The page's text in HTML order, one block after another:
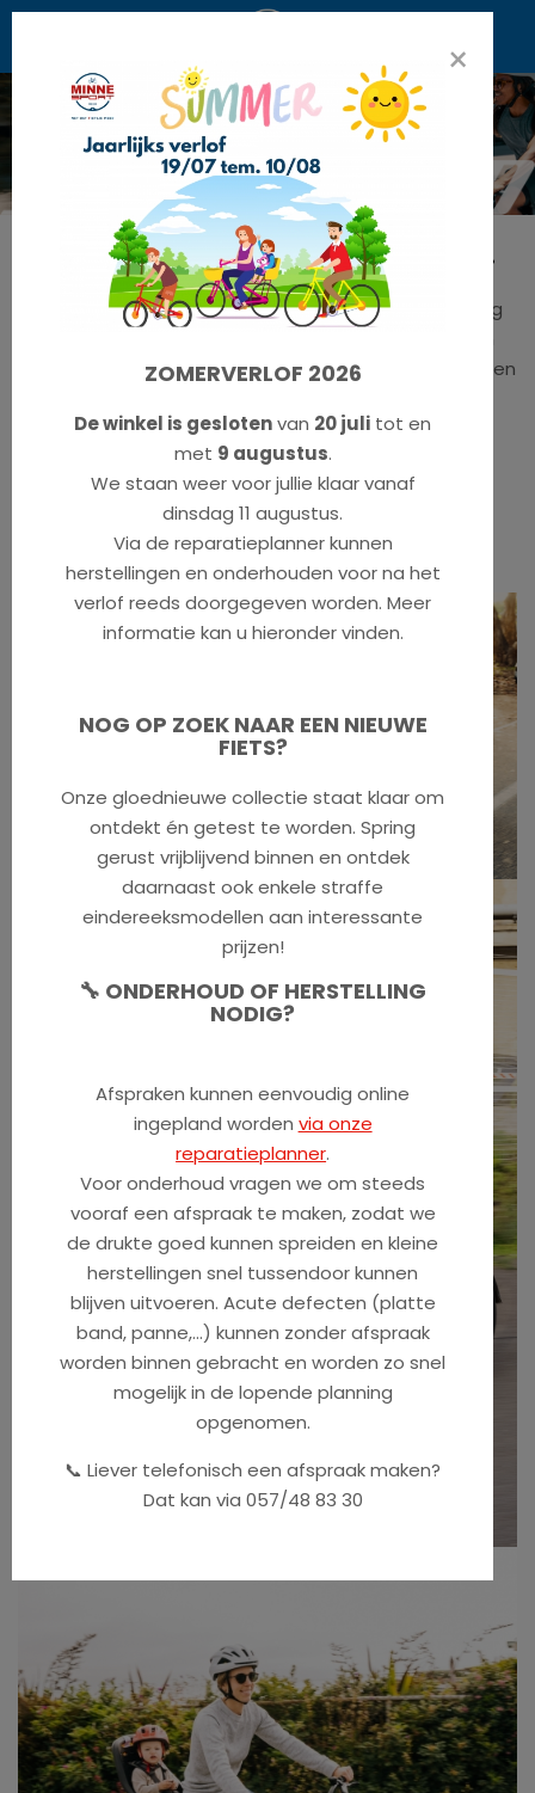
Engineered to Elevate Every Ride.
Perfectie. Het is moeilijk te definiëren, maar eenvoudig
de zoektocht naar perfectie; iets dat je in al hun fietsen
voor details en drang naar innovatie ben je ervan
verzekerd dat jouw Specialized fiets de beste fiets in
zijn soort
×
ZOMERVERLOF 2026
De winkel is geslotenvan 20 juli tot en
met 9 augustus.
We staan weer voor jullie klaar vanaf
dinsdag 11 augustus.
Via de reparatieplanner kunnen
herstellingen en onderhouden voor na het
verlof reeds doorgegeven worden. Meer
informatie kan u hieronder vinden.
NOG OP ZOEK NAAR EEN NIEUWE
FIETS?
Onze gloednieuwe collectie staat klaar om
ontdekt én getest te worden. Spring
gerust vrijblijvend binnen en ontdek
daarnaast ook enkele straffe
eindereeksmodellen aan interessante
prijzen!
🔧 ONDERHOUD OF HERSTELLING
NODIG?
Afspraken kunnen eenvoudig online
ingepland worden via onze
reparatieplanner.
Voor onderhoud vragen we om steeds
vooraf een afspraak te maken, zodat we
de drukte goed kunnen spreiden en kleine
herstellingen snel tussendoor kunnen
blijven uitvoeren. Acute defecten (platte
band, panne,...) kunnen zonder afspraak
worden binnen gebracht en worden zo snel
mogelijk in de lopende planning
opgenomen.
📞 Liever telefonisch een afspraak maken?
Dat kan via 057/48 83 30